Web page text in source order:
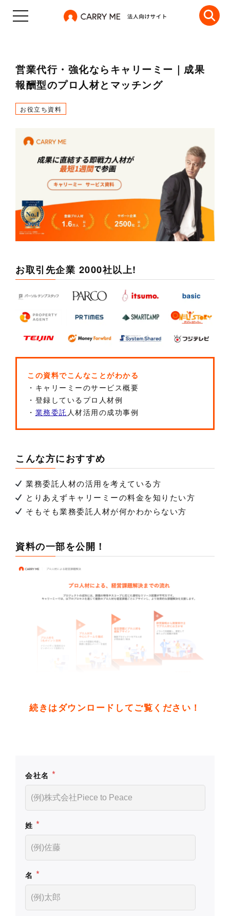
営業代行・強化ならキャリーミー｜成果
報酬型のプロ人材とマッチング
お役立ち資料
お取引先企業 2000社以上!
この資料でこんなことがわかる
・キャリーミーのサービス概要
・登録しているプロ人材例
・ 業務委託 人材活用の成功事例
こんな方におすすめ
業務委託人材の活用を考えている方
とりあえずキャリーミーの料金を知りたい方
そもそも業務委託人材が何かわからない方
資料の一部を公開！
続きはダウンロードしてご覧ください！
会社名 *
姓 *
名 *